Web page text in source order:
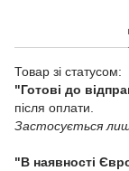
Товар зі статусом:
"Готові до
після оплати.
Застосується
"В наявності